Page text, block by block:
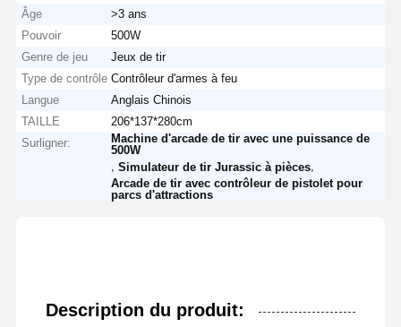
Âge
>3 ans
Pouvoir
500W
Genre de jeu
Jeux de tir
Type de contrôle Contrôleur d'armes à feu
Langue
Anglais Chinois
TAILLE
206*137*280cm
Surligner:
Machine d'arcade de tir avec une puissance de
500W
,Simulateur de tir Jurassic à pièces
Arcade de tir avec contrôleur de pistolet pour
parcs d'attractions
Description du produit: